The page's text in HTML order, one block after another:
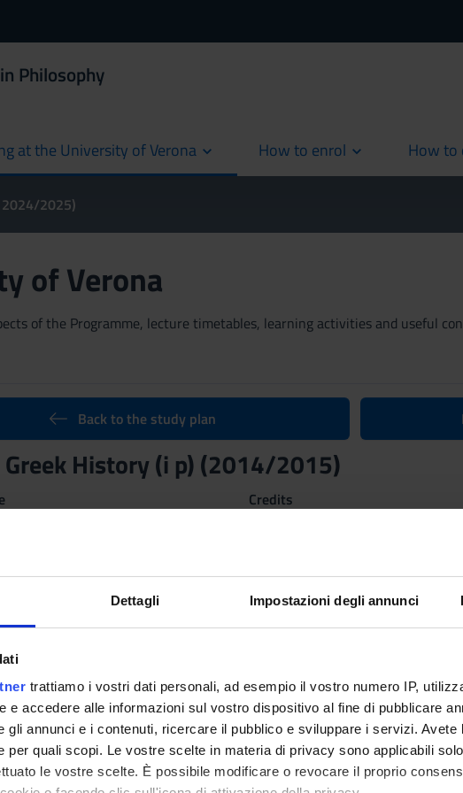
Dettagli Impostazioni degli annunci
trattiamo i vostri dati personali, ad esempio il vostro numero IP,
e accedere alle informazioni sul vostro dispositivo al fine di pubblicare
gli annunci e i contenuti, ricercare il pubblico e sviluppare i servizi. Avete
per quali scopi. Le vostre scelte in materia di privacy sono applicabili
le vostre scelte. È possibile modificare o revocare il proprio
Philosophy
at the University of Verona How to enrol How to
current
2025)
of Verona
of the Programme, lecture timetables, learning activities and useful
Back to the study plan
History (i p) (2014/2015)
Credits
is organized as follows:
PARTE (I)
Period
Semestrino IIA
staff
Credits
6
Academic